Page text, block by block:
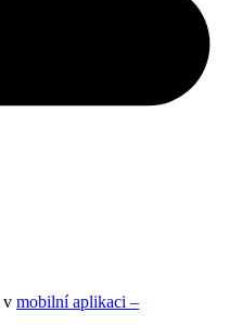
v mobilní aplikaci –